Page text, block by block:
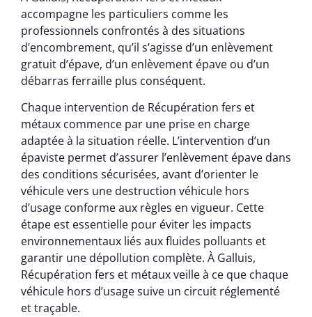
accompagne les particuliers comme les
professionnels confrontés à des situations
d’encombrement, qu’il s’agisse d’un enlèvement
gratuit d’épave, d’un enlèvement épave ou d’un
débarras ferraille plus conséquent.
Chaque intervention de Récupération fers et
métaux commence par une prise en charge
adaptée à la situation réelle. L’intervention d’un
épaviste permet d’assurer l’enlèvement épave dans
des conditions sécurisées, avant d’orienter le
véhicule vers une destruction véhicule hors
d’usage conforme aux règles en vigueur. Cette
étape est essentielle pour éviter les impacts
environnementaux liés aux fluides polluants et
garantir une dépollution complète. À Galluis,
Récupération fers et métaux veille à ce que chaque
véhicule hors d’usage suive un circuit réglementé
et traçable.